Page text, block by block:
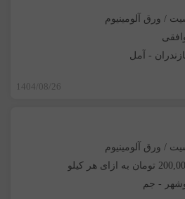
/ ورق آلومینیوم
- آمل
1404/08/26
/ ورق آلومینیوم
تومان به ازای هر کیلو
- جم